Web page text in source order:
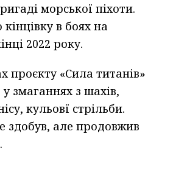
морської піхоти.
в боях на
2022 року.
проєкту «Сила титанів»
у змаганнях з шахів,
кульовї стрільби.
здобув, але продовжив